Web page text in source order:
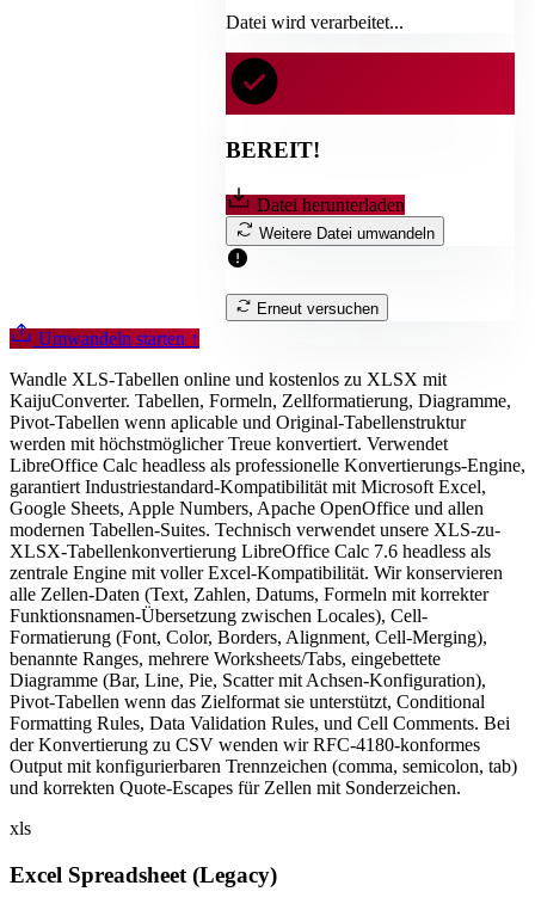
Datei wird verarbeitet...
BEREIT!
Datei herunterladen
Weitere Datei umwandeln
Erneut versuchen
Umwandeln starten ↑
Wandle XLS-Tabellen online und kostenlos zu XLSX mit
KaijuConverter. Tabellen, Formeln, Zellformatierung, Diagramme,
Pivot-Tabellen wenn aplicable und Original-Tabellenstruktur
werden mit höchstmöglicher Treue konvertiert. Verwendet
LibreOffice Calc headless als professionelle Konvertierungs-Engine,
garantiert Industriestandard-Kompatibilität mit Microsoft Excel,
Google Sheets, Apple Numbers, Apache OpenOffice und allen
modernen Tabellen-Suites. Technisch verwendet unsere XLS-zu-
XLSX-Tabellenkonvertierung LibreOffice Calc 7.6 headless als
zentrale Engine mit voller Excel-Kompatibilität. Wir konservieren
alle Zellen-Daten (Text, Zahlen, Datums, Formeln mit korrekter
Funktionsnamen-Übersetzung zwischen Locales), Cell-
Formatierung (Font, Color, Borders, Alignment, Cell-Merging),
benannte Ranges, mehrere Worksheets/Tabs, eingebettete
Diagramme (Bar, Line, Pie, Scatter mit Achsen-Konfiguration),
Pivot-Tabellen wenn das Zielformat sie unterstützt, Conditional
Formatting Rules, Data Validation Rules, und Cell Comments. Bei
der Konvertierung zu CSV wenden wir RFC-4180-konformes
Output mit konfigurierbaren Trennzeichen (comma, semicolon, tab)
und korrekten Quote-Escapes für Zellen mit Sonderzeichen.
xls
Excel Spreadsheet (Legacy)